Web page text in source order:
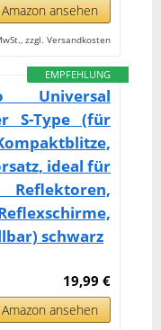
ansehen
zzgl. Versandkosten
EMPFEHLUNG
Universal
S-Type (für
ideal für
schwarz
19,99 €
ansehen